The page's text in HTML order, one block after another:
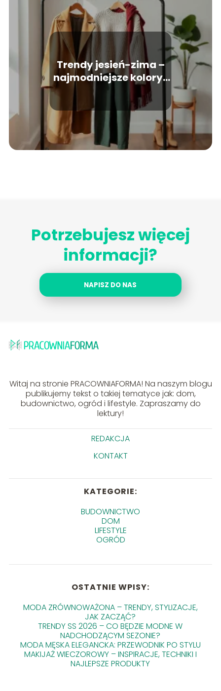
Trendy jesień-zima –
najmodniejsze kolory i
fasony
Potrzebujesz więcej
informacji?
NAPISZ DO NAS
Witaj na stronie PRACOWNIAFORMA! Na naszym blogu
publikujemy tekst o takiej tematyce jak: dom,
budownictwo, ogród i lifestyle. Zapraszamy do
lektury!
REDAKCJA
KONTAKT
KATEGORIE:
BUDOWNICTWO
DOM
LIFESTYLE
OGRÓD
OSTATNIE WPISY:
MODA ZRÓWNOWAŻONA – TRENDY, STYLIZACJE,
JAK ZACZĄĆ?
TRENDY SS 2026 – CO BĘDZIE MODNE W
NADCHODZĄCYM SEZONIE?
MODA MĘSKA ELEGANCKA: PRZEWODNIK PO STYLU
MAKIJAŻ WIECZOROWY – INSPIRACJE, TECHNIKI I
NAJLEPSZE PRODUKTY